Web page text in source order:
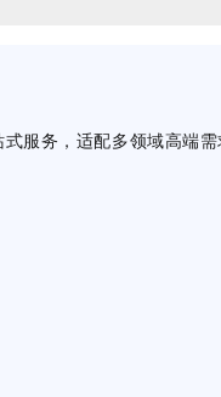
服务，适配多领域高端需